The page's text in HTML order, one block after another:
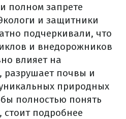
полном запрете
и защитники
подчеркивали, что
и внедорожников
влияет на
почвы и
уникальных природных
полностью понять
подробнее